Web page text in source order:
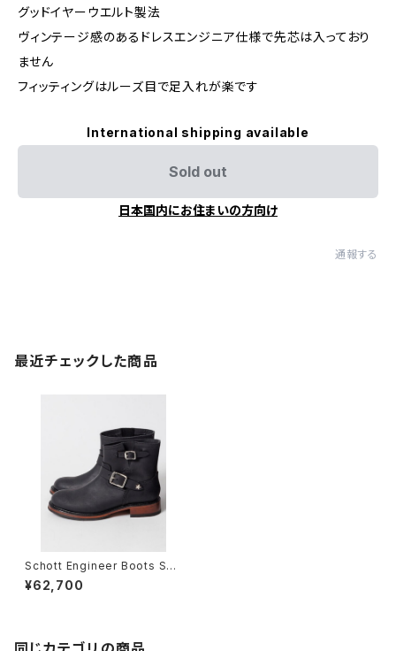
グッドイヤーウエルト製法
ヴィンテージ感のあるドレスエンジニア仕様で先芯は入っており
ません
フィッティングはルーズ目で足入れが楽です
International shipping available
Sold out
日本国内にお住まいの方向け
通報する
最近チェックした商品
Schott Engineer Boots Sho
rt Hight
¥62,700